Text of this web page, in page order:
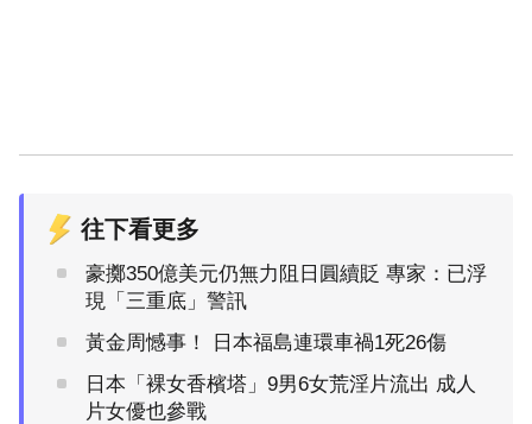
往下看更多
豪擲350億美元仍無力阻日圓續貶 專家：已浮
現「三重底」警訊
黃金周憾事！ 日本福島連環車禍1死26傷
日本「裸女香檳塔」9男6女荒淫片流出 成人
片女優也參戰